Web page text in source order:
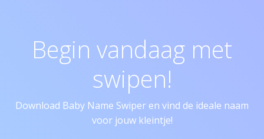
Begin vandaag met
swipen!
Download Baby Name Swiper en vind de ideale naam
voor jouw kleintje!